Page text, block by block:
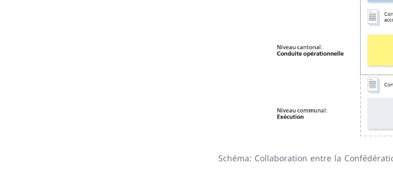
Schéma: Collaboration entre la